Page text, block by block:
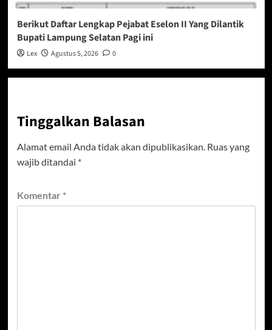
Berikut Daftar Lengkap Pejabat Eselon II Yang Dilantik
Bupati Lampung Selatan Pagi ini
Lex Agustus 5, 2026 0
Tinggalkan Balasan
Alamat email Anda tidak akan dipublikasikan. Ruas yang
wajib ditandai *
Komentar *